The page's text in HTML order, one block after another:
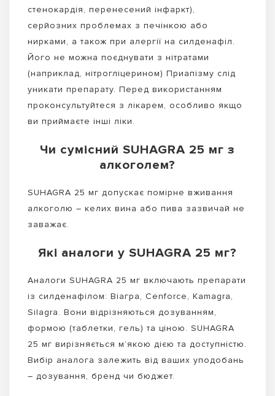
стенокардія, перенесений інфаркт),
серйозних проблемах з печінкою або
нирками, а також при алергії на силденафіл.
Його не можна поєднувати з нітратами
(наприклад, нітрогліцерином) Приапізму слід
уникати препарату. Перед використанням
проконсультуйтеся з лікарем, особливо якщо
ви приймаєте інші ліки.
Чи сумісний SUHAGRA 25 мг з
алкоголем?
SUHAGRA 25 мг допускає помірне вживання
алкоголю – келих вина або пива зазвичай не
заважає.
Які аналоги у SUHAGRA 25 мг?
Аналоги SUHAGRA 25 мг включають препарати
із силденафілом: Віагра, Cenforce, Kamagra,
Silagra. Вони відрізняються дозуванням,
формою (таблетки, гель) та ціною. SUHAGRA
25 мг вирізняється м’якою дією та доступністю.
Вибір аналога залежить від ваших уподобань
– дозування, бренд чи бюджет.